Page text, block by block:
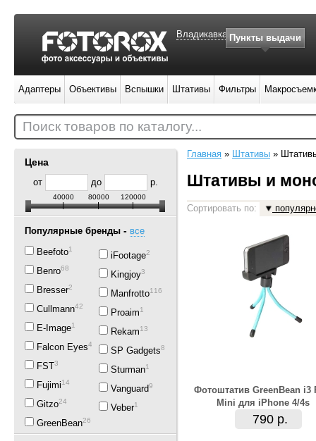
Цена
от до р.
40000 80000 120000
Популярные бренды - все
Beefoto1
Benro68
Bresser2
Cullmann42
E-Image1
Falcon Eyes43
FST3
Fujimi14
Gitzo24
GreenBean26
iFootage2
Kingjoy3
Manfrotto116
Proaim1
Rekam13
SP Gadgets8
Sturman1
Vanguard9
Veber1
Главная » Штативы »
Штативы и
Сортировать по:
Фотоштатив GreenBean i3
Mini для iPhone 4/4s
790 р.
ВладикавказПункты выдачи
Адаптеры Объективы Вспышки Штативы Фильтры
Поиск товаров по каталогу...